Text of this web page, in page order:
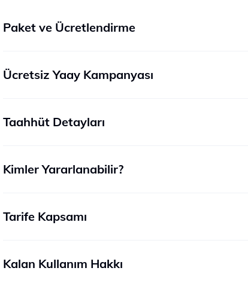
Paket ve Ücretlendirme
Ücretsiz Yaay Kampanyası
Taahhüt Detayları
Kimler Yararlanabilir?
Tarife Kapsamı
Kalan Kullanım Hakkı